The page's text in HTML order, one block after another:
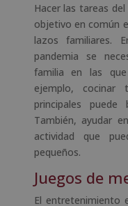
Hacer las tareas
objetivo en común
lazos familiares.
pandemia se
familia en las
ejemplo, cocinar
principales puede
También, ayudar
actividad que
pequeños.
Juegos de
El entretenimiento